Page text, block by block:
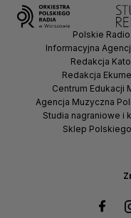
Polskie Radio
Informacyjna
Redakcja
Redakcja
Centrum Edukacji
Agencja Muzyczna
Studia nagraniowe i
Sklep